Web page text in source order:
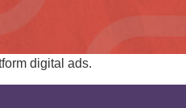
digital ads.